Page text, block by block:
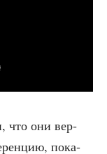
что они вер­
пока­